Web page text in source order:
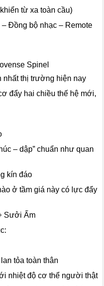
từ xa toàn cầu)
Đồng bộ nhạc – Remote
Spinel
nhất thị trường hiện nay
đẩy hai chiều thế hệ mới,
– dập” chuẩn như quan
kín đáo
ở tầm giá này có lực đẩy
Sưởi Ấm
tỏa toàn thân
nhiệt độ cơ thể người thật